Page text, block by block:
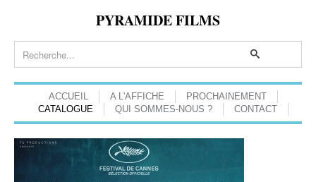
PYRAMIDE FILMS
ACCUEIL A L'AFFICHE
PROCHAINEMENT
CATALOGUE
QUI SOMMES-NOUS ? CONTACT